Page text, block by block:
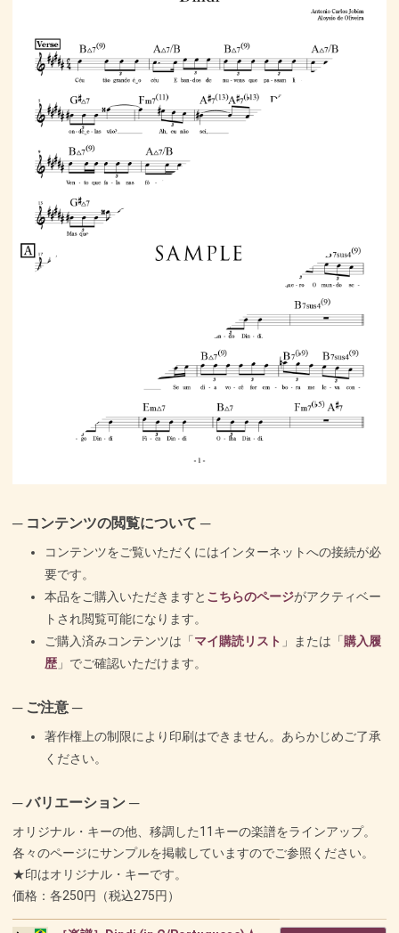
─ コンテンツの閲覧について ─
コンテンツをご覧いただくにはインターネットへの接続が必
要です。
本品をご購入いただきますと こちらのページがアクティベー
トされ閲覧可能になります。
ご購入済みコンテンツは「マイ購読リスト 」または「 購入履
歴 」でご確認いただけます。
─ ご注意 ─
著作権上の制限により印刷はできません。あらかじめご了承
ください。
─ バリエーション ─
オリジナル・キーの他、移調した11キーの楽譜をラインアップ。
各々のページにサンプルを掲載していますのでご参照ください。
★印はオリジナル・キーです。
価格：各250円（税込275円）